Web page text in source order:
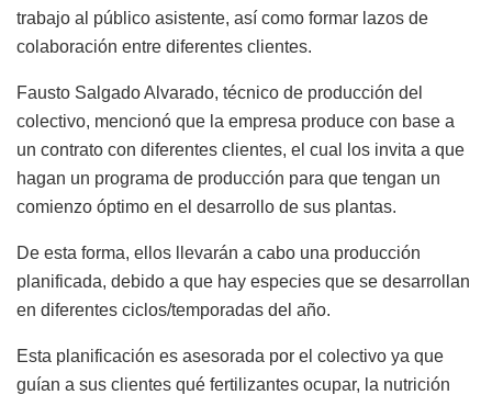
trabajo al público asistente, así como formar lazos de
colaboración entre diferentes clientes.
Fausto Salgado Alvarado, técnico de producción del
colectivo, mencionó que la empresa produce con base a
un contrato con diferentes clientes, el cual los invita a que
hagan un programa de producción para que tengan un
comienzo óptimo en el desarrollo de sus plantas.
De esta forma, ellos llevarán a cabo una producción
planificada, debido a que hay especies que se desarrollan
en diferentes ciclos/temporadas del año.
Esta planificación es asesorada por el colectivo ya que
guían a sus clientes qué fertilizantes ocupar, la nutrición